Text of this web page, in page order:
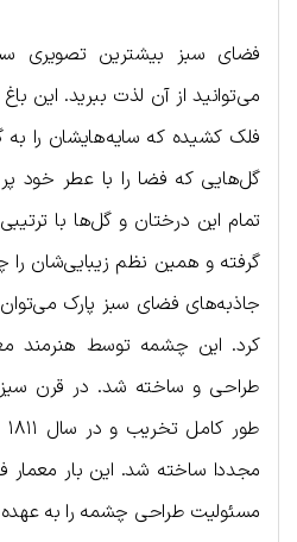
فضای سبز بیشترین تصویری
می‌توانید از آن لذت ببرید. این
فلک کشیده که سایه‌هایشان را
گل‌هایی که فضا را با عطر خود پر
تمام این درختان و گل‌ها با
گرفته و همین نظم زیبایی‌شان را
مسئولیت طراحی چشمه را به